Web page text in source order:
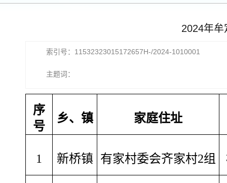
2024年
索引号：11532323015172657H-/2024-1010001
主题词：
序
号
乡、镇 家庭住址
1 新桥镇 有家村委会齐家村2组